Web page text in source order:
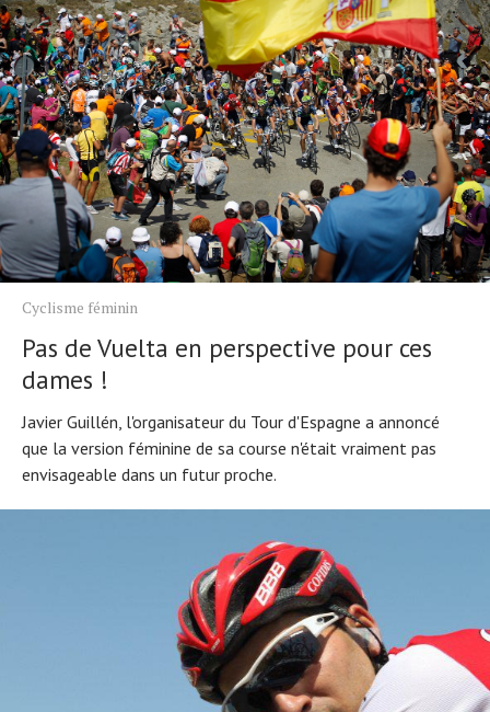
Cyclisme féminin
Pas de Vuelta en perspective pour ces
dames !
Javier Guillén, l'organisateur du Tour d'Espagne a annoncé
que la version féminine de sa course n'était vraiment pas
envisageable dans un futur proche.